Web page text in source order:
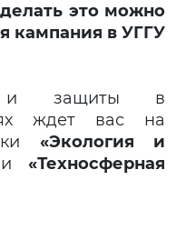
это можно
кампания в УГГУ
и защиты в
ждет вас на
«Экология и
и «Техносферная